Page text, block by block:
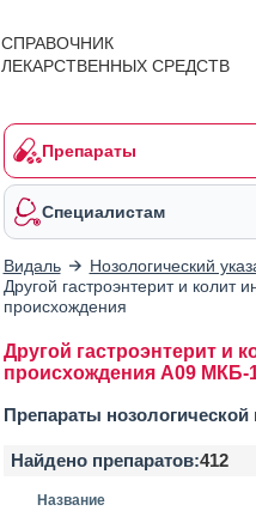
СПРАВОЧНИК
ЛЕКАРСТВЕННЫХ СРЕДСТВ
Препараты
Специалистам
Видаль
Нозологический
Другой гастроэнтерит и колит
происхождения
Другой гастроэнтерит и
происхождения A09 МКБ-
Препараты нозологической
Найдено препаратов:412
Название